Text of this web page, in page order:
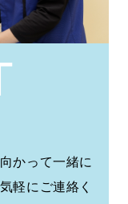
かって一緒に
軽にご連絡く